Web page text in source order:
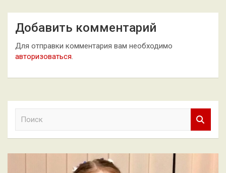
Добавить комментарий
Для отправки комментария вам необходимо
авторизоваться.
к